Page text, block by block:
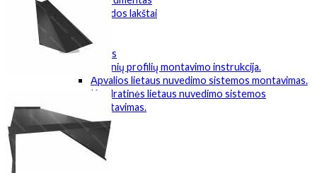
Skardos lakštai
Kainos
Dokumentacija
Montavimas
Valcinių profilių montavimo instrukcija.
Apvalios lietaus nuvedimo sistemos montavimas.
Kvadratinės lietaus nuvedimo sistemos
montavimas.
Kontaktai
+37167381329